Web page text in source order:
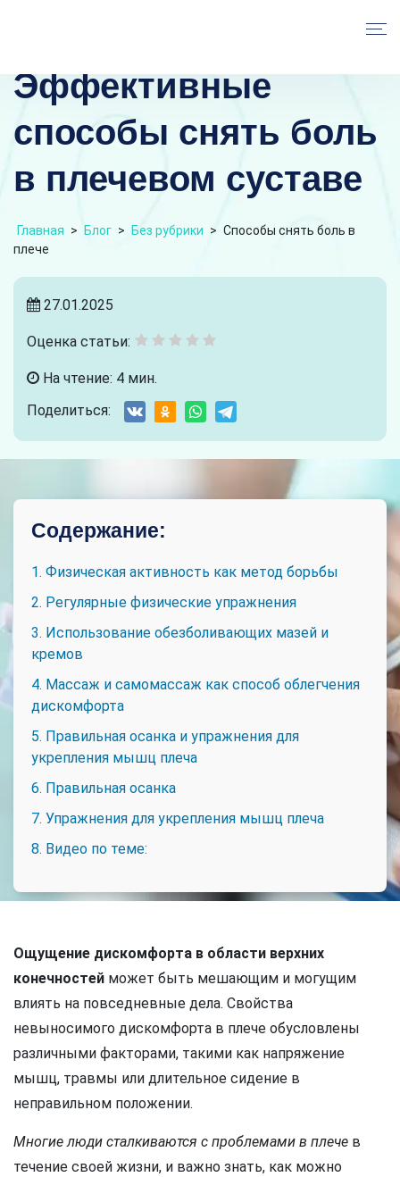
Эффективные
способы снять боль
в плечевом суставе
Главная > Блог > Без рубрики > Способы снять боль в
плече
27.01.2025
Оценка статьи:
На чтение: 4 мин.
Поделиться:
Содержание:
1. Физическая активность как метод борьбы
2. Регулярные физические упражнения
3. Использование обезболивающих мазей и
кремов
4. Массаж и самомассаж как способ облегчения
дискомфорта
5. Правильная осанка и упражнения для
укрепления мышц плеча
6. Правильная осанка
7. Упражнения для укрепления мышц плеча
8. Видео по теме:
Ощущение дискомфорта в области верхних
конечностей может быть мешающим и могущим
влиять на повседневные дела. Свойства
невыносимого дискомфорта в плече обусловлены
различными факторами, такими как напряжение
мышц, травмы или длительное сидение в
неправильном положении.
Многие люди сталкиваются с проблемами в плече в
течение своей жизни, и важно знать, как можно